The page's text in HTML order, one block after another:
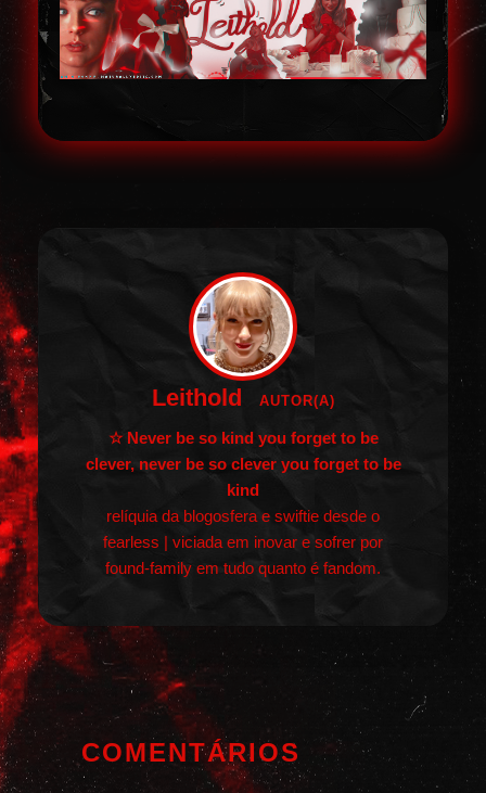
Leithold AUTOR(A)
☆ Never be so kind you forget to be
clever, never be so clever you forget to be
kind
relíquia da blogosfera e swiftie desde o
fearless | viciada em inovar e sofrer por
found-family em tudo quanto é fandom.
COMENTÁRIOS